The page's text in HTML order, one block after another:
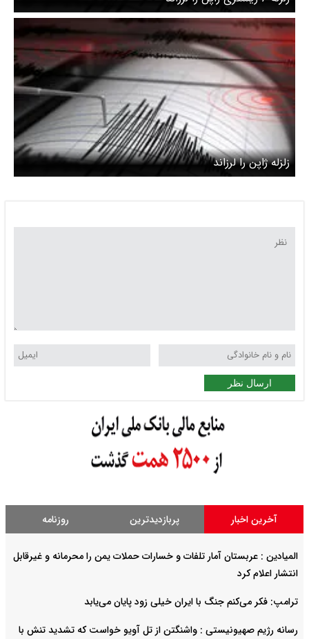
زلزله ژاپن را لرزاند
ارسال نظر
آخرین اخبار پربازدیدترین روزنامه
المیادین : عربستان آمار تلفات و خسارات حملات یمن را محرمانه و غیرقابل
انتشار اعلام کرد
ترامپ: فکر می‌کنم جنگ با ایران خیلی زود پایان می‌یابد
رسانه رژیم صهیونیستی : واشنگتن از تل آویو خواست که تشدید تنش با